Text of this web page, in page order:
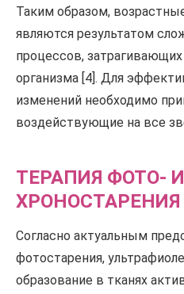
Таким образом,
являются результатом
процессов,
организма [4]. Для
изменений необходимо
воздействующие на все
ТЕРАПИЯ ФОТО- И
ХРОНОСТАРЕНИЯ
Согласно актуальным
фотостарения,
образование в тканях